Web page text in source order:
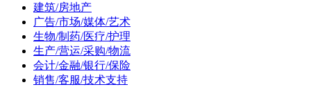
建筑/房地产
广告/市场/媒体/艺术
生物/制药/医疗/护理
生产/营运/采购/物流
会计/金融/银行/保险
销售/客服/技术支持